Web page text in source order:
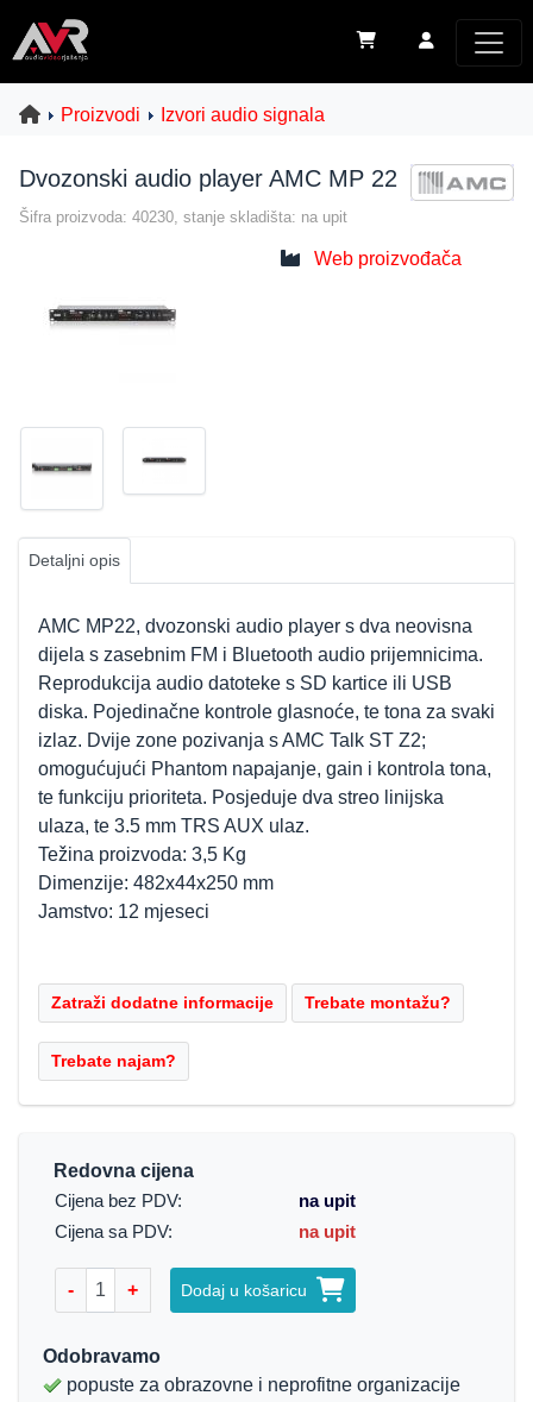
Proizvodi Izvori audio signala
Dvozonski audio player AMC MP 22
Šifra proizvoda: 40230, stanje skladišta: na upit
Web proizvođača
Detaljni opis
AMC MP22, dvozonski audio player s dva neovisna
dijela s zasebnim FM i Bluetooth audio prijemnicima.
Reprodukcija audio datoteke s SD kartice ili USB
diska. Pojedinačne kontrole glasnoće, te tona za svaki
izlaz. Dvije zone pozivanja s AMC Talk ST Z2;
omogućujući Phantom napajanje, gain i kontrola tona,
te funkciju prioriteta. Posjeduje dva streo linijska
ulaza, te 3.5 mm TRS AUX ulaz.
Težina proizvoda: 3,5 Kg
Dimenzije: 482x44x250 mm
Jamstvo: 12 mjeseci
Redovna cijena
Cijena bez PDV:
na upit
Cijena sa PDV:
na upit
- + Dodaj u košaricu
Odobravamo
popuste za obrazovne i neprofitne organizacije